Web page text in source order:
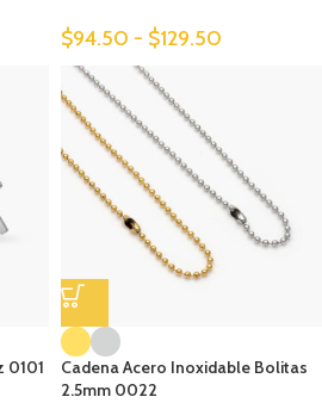
$94.50 - $129.50
0101
Cadena Acero Inoxidable Bolitas
2.5mm 0022